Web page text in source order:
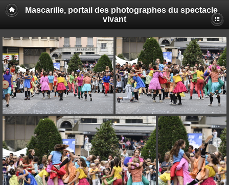
Mascarille, portail des photographes du spectacle
vivant